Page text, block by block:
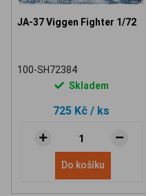
JA-37 Viggen Fighter 1/72
100-SH72384
Skladem
725 Kč / ks
Do košíku